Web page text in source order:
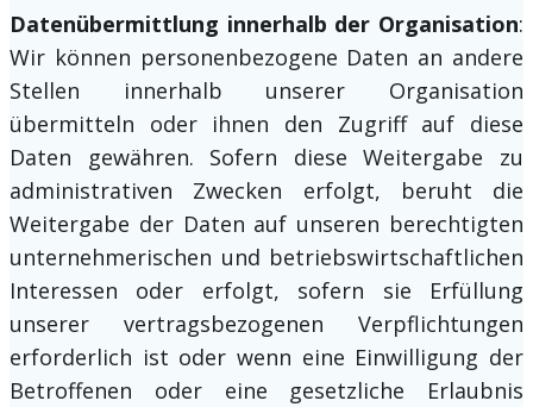
Datenübermittlung innerhalb der Organisation:
Wir können personenbezogene Daten an andere
Stellen innerhalb unserer Organisation
übermitteln oder ihnen den Zugriff auf diese
Daten gewähren. Sofern diese Weitergabe zu
administrativen Zwecken erfolgt, beruht die
Weitergabe der Daten auf unseren berechtigten
unternehmerischen und betriebswirtschaftlichen
Interessen oder erfolgt, sofern sie Erfüllung
unserer vertragsbezogenen Verpflichtungen
erforderlich ist oder wenn eine Einwilligung der
Betroffenen oder eine gesetzliche Erlaubnis